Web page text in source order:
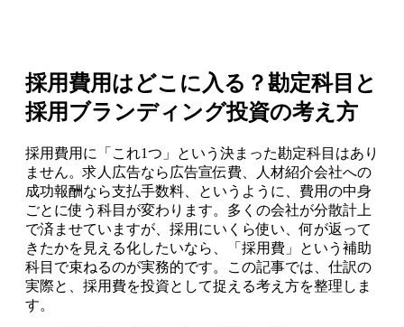
採用費用はどこに入る？勘定科目と
採用ブランディング投資の考え方
採用費用に「これ1つ」という決まった勘定科目はあり
ません。求人広告なら広告宣伝費、人材紹介会社への
成功報酬なら支払手数料、というように、費用の中身
ごとに使う科目が変わります。多くの会社が分散計上
で済ませていますが、採用にいくら使い、何が返って
きたかを見える化したいなら、「採用費」という補助
科目で束ねるのが実務的です。この記事では、仕訳の
実際と、採用費を投資として捉える考え方を整理しま
す。